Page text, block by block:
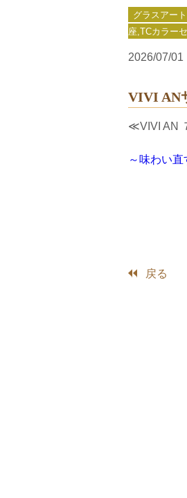
グラスアー
座,TCカラー
2026/07/01
VIVI AN
≪VIVI AN
～味わい直
戻る